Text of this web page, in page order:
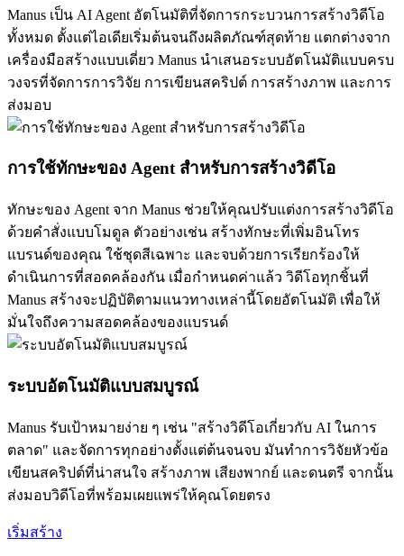
Manus เป็น AI Agent อัตโนมัติที่จัดการกระบวนการสร้างวิดีโอ
ทั้งหมด ตั้งแต่ไอเดียเริ่มต้นจนถึงผลิตภัณฑ์สุดท้าย แตกต่างจาก
เครื่องมือสร้างแบบเดี่ยว Manus นำเสนอระบบอัตโนมัติแบบครบ
วงจรที่จัดการการวิจัย การเขียนสคริปต์ การสร้างภาพ และการ
ส่งมอบ
การใช้ทักษะของ Agent สำหรับการสร้างวิดีโอ
ทักษะของ Agent จาก Manus ช่วยให้คุณปรับแต่งการสร้างวิดีโอ
ด้วยคำสั่งแบบโมดูล ตัวอย่างเช่น สร้างทักษะที่เพิ่มอินโทร
แบรนด์ของคุณ ใช้ชุดสีเฉพาะ และจบด้วยการเรียกร้องให้
ดำเนินการที่สอดคล้องกัน เมื่อกำหนดค่าแล้ว วิดีโอทุกชิ้นที่
Manus สร้างจะปฏิบัติตามแนวทางเหล่านี้โดยอัตโนมัติ เพื่อให้
มั่นใจถึงความสอดคล้องของแบรนด์
ระบบอัตโนมัติแบบสมบูรณ์
Manus รับเป้าหมายง่าย ๆ เช่น "สร้างวิดีโอเกี่ยวกับ AI ในการ
ตลาด" และจัดการทุกอย่างตั้งแต่ต้นจนจบ มันทำการวิจัยหัวข้อ
เขียนสคริปต์ที่น่าสนใจ สร้างภาพ เสียงพากย์ และดนตรี จากนั้น
ส่งมอบวิดีโอที่พร้อมเผยแพร่ให้คุณโดยตรง
เริ่มสร้าง